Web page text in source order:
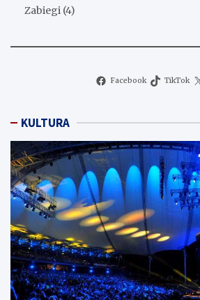
Zabiegi (4)
Facebook TikTok
KULTURA